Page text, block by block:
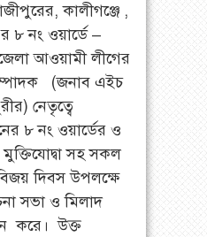
কালীগঞ্জে ,
নং ওয়ার্ডে –
আওয়ামী লীগের
(জনাব এইচ
নেতৃত্বে
৮ নং ওয়ার্ডের ও
সহ সকল
দিবস উপলক্ষে
সভা ও মিলাদ
করে। উক্ত